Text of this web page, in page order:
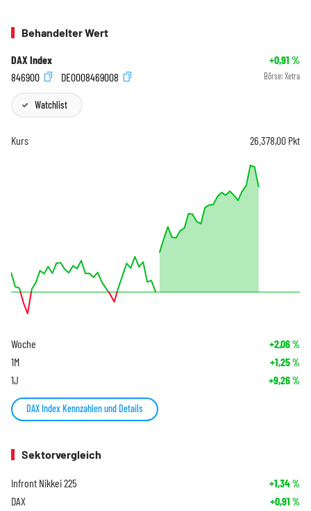
Behandelter Wert
DAX Index +0,91 %
846900
DE0008469008 Börse: Xetra
Watchlist
Kurs 26.378,00 Pkt
Woche +2,06%
1M +1,25%
1J +9,26%
DAX Index Kennzahlen und Details
Sektorvergleich
Infront Nikkei 225 +1,34%
DAX +0,91 %